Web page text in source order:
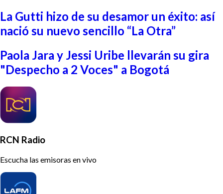
La Gutti hizo de su desamor un éxito: así
nació su nuevo sencillo “La Otra”
Paola Jara y Jessi Uribe llevarán su gira
"Despecho a 2 Voces" a Bogotá
RCN Radio
Escucha las emisoras en vivo